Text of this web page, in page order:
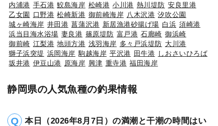
内浦港 手石港 鮫島海岸 松崎港 小川港 熱川堤防 安良里港
乙女園 口野港 松崎新港 御前崎海岸 八木沢港 汐吹公園
城ヶ崎海岸 井田港 菖蒲沢港 新居漁港砂揚げ場 白浜 須崎港
浜当目海水浴場 妻良港 篠原堤防 富戸港 石廊崎 御浜崎
御前崎 江梨港 地頭方港 浅羽海岸 多々戸浜堤防 大川港
獅子浜突堤 浜岡海岸 駒越海岸 平沢港 田牛港 しおさいひろば
坂井港 伊豆山港 原海岸 興津 重寺港 福田海岸
静岡県の人気魚種の釣果情報
本日（2026年8月7日）の満潮と干潮の時間はい